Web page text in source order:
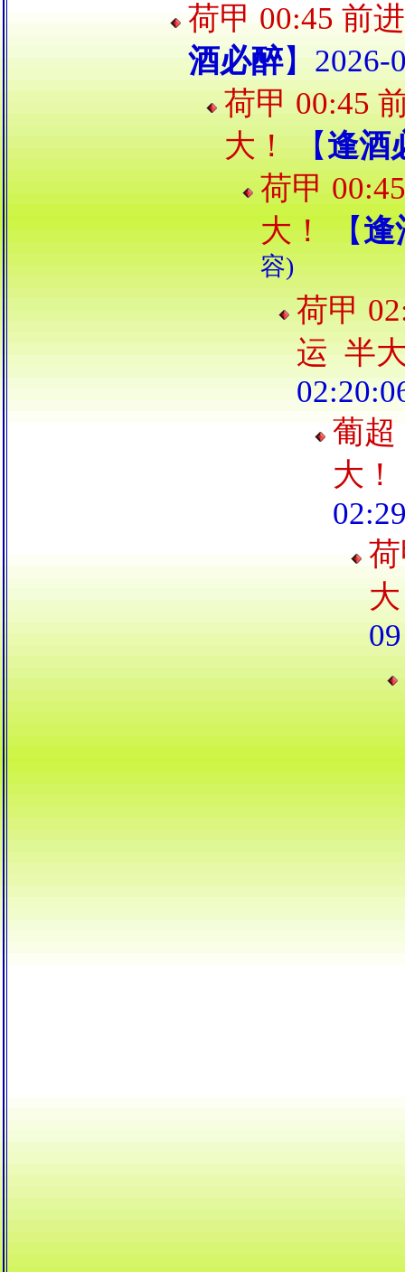
荷甲 00:45 前
酒必醉】2026-
荷甲 00:45
大！
【逢酒
荷甲
大！
【逢
容)
荷甲
运 半
葡超
大！